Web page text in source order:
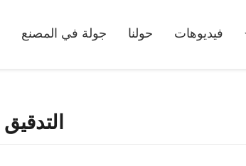
فيديوهات حولنا جولة في المصنع
آلة عزل فتحة φ50-120mm ستاتور ID LSO / SGS التدقيق